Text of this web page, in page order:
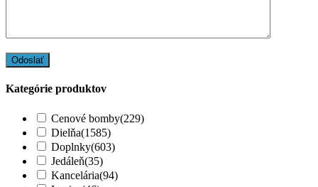
Kategórie produktov
Cenové bomby(229)
Dielňa(1585)
Doplnky(603)
Jedáleň(35)
Kancelária(94)